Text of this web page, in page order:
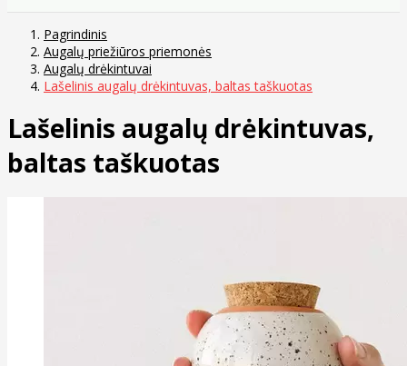
Pagrindinis
Augalų priežiūros priemonės
Augalų drėkintuvai
Lašelinis augalų drėkintuvas, baltas taškuotas
Lašelinis augalų drėkintuvas,
baltas taškuotas